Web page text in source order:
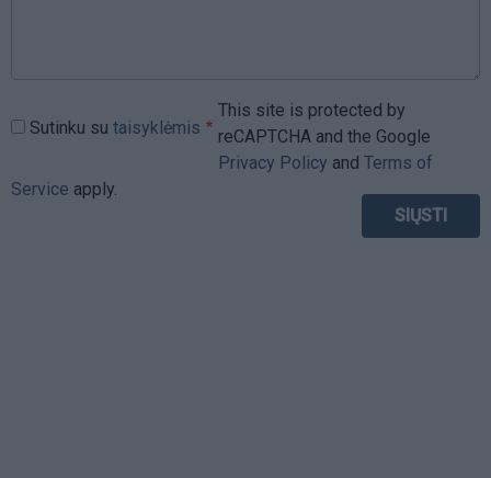
Sutinku su taisyklėmis
This site is protected by
reCAPTCHA and the Google
Privacy Policy and Terms of
Service apply.